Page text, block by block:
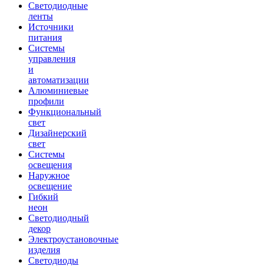
Светодиодные
ленты
Источники
питания
Системы
управления
и
автоматизации
Алюминиевые
профили
Функциональный
свет
Дизайнерский
свет
Системы
освещения
Наружное
освещение
Гибкий
неон
Светодиодный
декор
Электроустановочные
изделия
Светодиоды